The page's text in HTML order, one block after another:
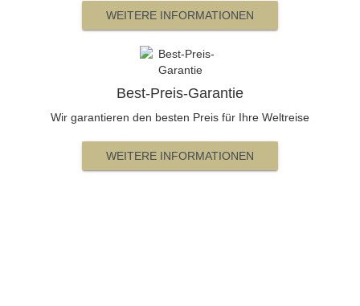
WEITERE INFORMATIONEN
Best-Preis-Garantie
Wir garantieren den besten Preis für Ihre Weltreise
WEITERE INFORMATIONEN